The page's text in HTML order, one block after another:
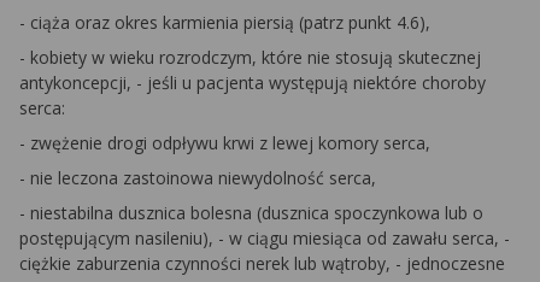
- ciąża oraz okres karmienia piersią (patrz punkt 4.6),
- kobiety w wieku rozrodczym, które nie stosują skutecznej
antykoncepcji, - jeśli u pacjenta występują niektóre choroby
serca:
- zwężenie drogi odpływu krwi z lewej komory serca,
- nie leczona zastoinowa niewydolność serca,
- niestabilna dusznica bolesna (dusznica spoczynkowa lub o
postępującym nasileniu), - w ciągu miesiąca od zawału serca, -
ciężkie zaburzenia czynności nerek lub wątroby, - jednoczesne